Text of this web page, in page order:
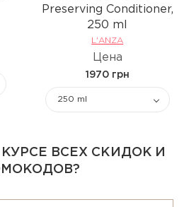
Preserving Conditioner,
250 ml
L'ANZA
Цена
1970 грн
250 ml
ВСЕХ СКИДОК И